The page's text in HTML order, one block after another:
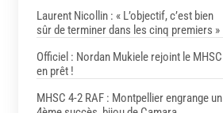
Laurent Nicollin : « L’objectif, c’est bien
sûr de terminer dans les cinq premiers »
Officiel : Nordan Mukiele rejoint le MHSC
en prêt !
MHSC 4-2 RAF : Montpellier engrange un